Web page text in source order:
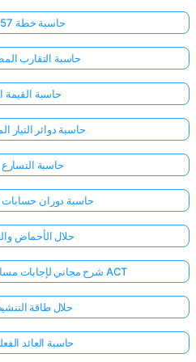
حاسبة خطة 457 مجانية
حاسبة التقارب
حاسبة القيمة
حاسبة دوائر التيار
حاسبة التسارع
حاسبة دوران حسابات
حلال الأحماض
شرح مجاني لإجابات مسائل الرياضيات في اختبار ACT
حلال طاقة
حاسبة العائد